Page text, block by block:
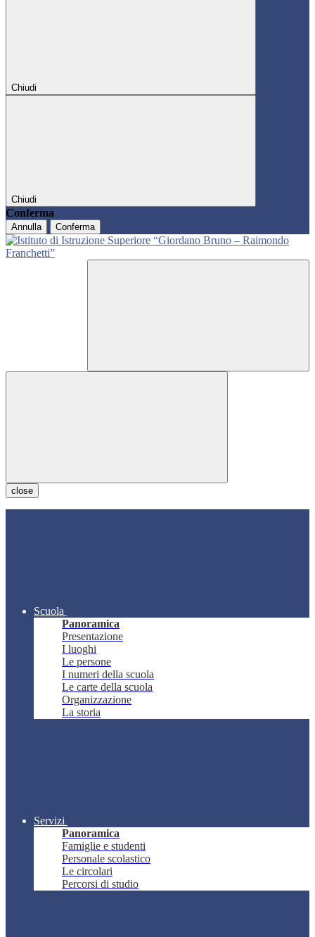
Chiudi
Chiudi
Conferma
Annulla Conferma
close
Scuola
Panoramica
Presentazione
I luoghi
Le persone
I numeri della scuola
Le carte della scuola
Organizzazione
La storia
Servizi
Panoramica
Famiglie e studenti
Personale scolastico
Le circolari
Percorsi di studio